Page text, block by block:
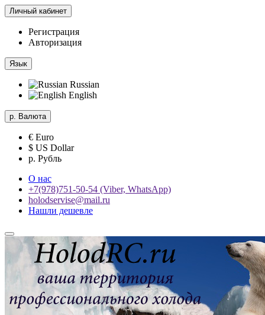
Личный кабинет
Регистрация
Авторизация
Язык
Russian
English
р. Валюта
€ Euro
$ US Dollar
р. Рубль
О нас
+7(978)751-50-54 (Viber, WhatsApp)
holodservise@mail.ru
Нашли дешевле